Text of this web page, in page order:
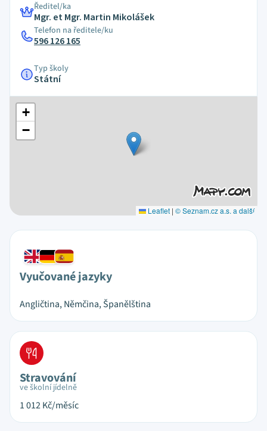
Ředitel/ka
Mgr. et Mgr. Martin Mikolášek
Telefon na ředitele/ku
596 126 165
Typ školy
Státní
+
−
Leaflet | © Seznam.cz a.s. a další
Vyučované jazyky
Angličtina, Němčina, Španělština
Stravování
ve školní jídelně
1 012Kč/měsíc